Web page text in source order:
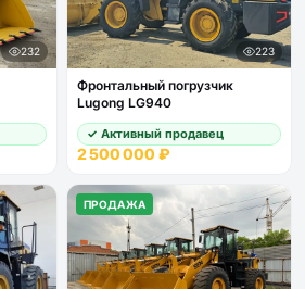
232 223
Фронтальный погрузчик
Lugong LG940
✓ Активный продавец
2 500 000 ₽
ПРОДАЖА